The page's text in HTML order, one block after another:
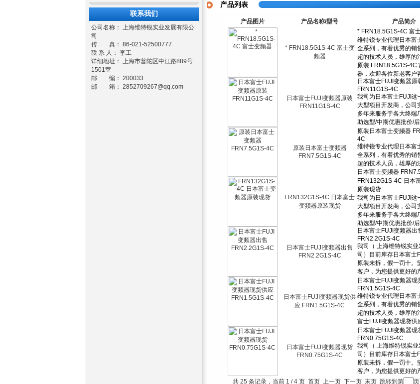
联系我们
公司名称： 上海维特锐实业发展有限公
司
传 真： 86-021-52500777
联 系 人： 李工
详细地址： 上海市普陀区中江路889号
1501室
邮 编： 200033
邮 箱： 2852709267@qq.com
产品列表
产品图片 产品名称/型号 产品简介
* FRN18.5G1S-4C 富士变
频器
日本富士FUJI变频器原装
FRN11G1S-4C
原装日本富士变频器
FRN7.5G1S-4C
FRN132G1S-4C 日本富士
变频器原装现货
日本富士FUJI变频器出售
FRN2.2G1S-4C
日本富士FUJI变频器现货供
应 FRN1.5G1S-4C
日本富士FUJI变频器现货
FRN0.75G1S-4C
共 25 条记录，当前 1 / 4 页 首页 上一页 下一页 末页跳转到第 页